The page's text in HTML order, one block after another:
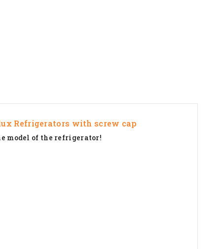
Refrigerators with screw cap
model of the refrigerator!